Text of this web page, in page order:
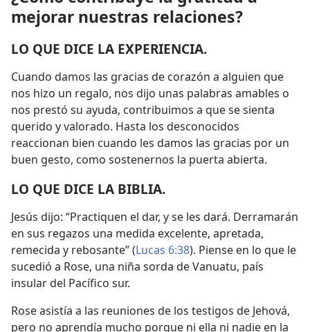
mejorar nuestras relaciones?
LO QUE DICE LA EXPERIENCIA.
Cuando damos las gracias de corazón a alguien que
nos hizo un regalo, nos dijo unas palabras amables o
nos prestó su ayuda, contribuimos a que se sienta
querido y valorado. Hasta los desconocidos
reaccionan bien cuando les damos las gracias por un
buen gesto, como sostenernos la puerta abierta.
LO QUE DICE LA BIBLIA.
Jesús dijo: “Practiquen el dar, y se les dará. Derramarán
en sus regazos una medida excelente, apretada,
remecida y rebosante” (Lucas 6:38). Piense en lo que le
sucedió a Rose, una niña sorda de Vanuatu, país
insular del Pacífico sur.
Rose asistía a las reuniones de los testigos de Jehová,
pero no aprendía mucho porque ni ella ni nadie en la